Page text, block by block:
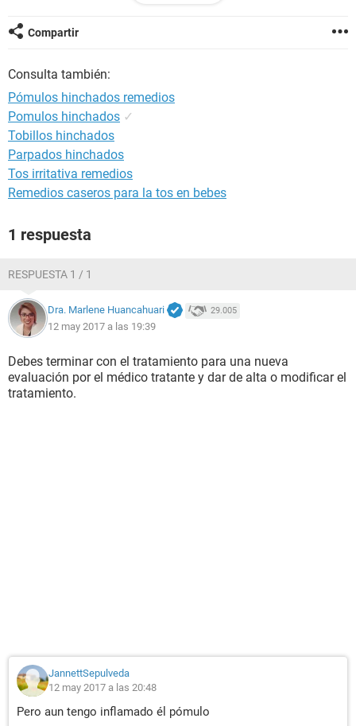
pero la inflamación sigue ahí , la inflamación quedara ahí
por siempre , porque no se desinflama ?
me responda , desda ya muchas gracias :)
Compartir
Consulta también:
Pómulos hinchados remedios
Pomulos hinchados ✓
Tobillos hinchados
Parpados hinchados
Tos irritativa remedios
Remedios caseros para la tos en bebes
1 respuesta
RESPUESTA 1 / 1
Dra. Marlene Huancahuari 29.005
12 may 2017 a las 19:39
Debes terminar con el tratamiento para una nueva
evaluación por el médico tratante y dar de alta o modificar el
tratamiento.
JannettSepulveda
12 may 2017 a las 20:48
Pero aun tengo inflamado él pómulo